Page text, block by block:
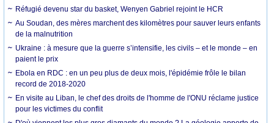
Réfugié devenu star du basket, Wenyen Gabriel rejoint le HCR
Au Soudan, des mères marchent des kilomètres pour sauver leurs enfants
de la malnutrition
Ukraine : à mesure que la guerre s’intensifie, les civils – et le monde – en
paient le prix
Ebola en RDC : en un peu plus de deux mois, l'épidémie frôle le bilan
record de 2018-2020
En visite au Liban, le chef des droits de l'homme de l'ONU réclame justice
pour les victimes du conflit